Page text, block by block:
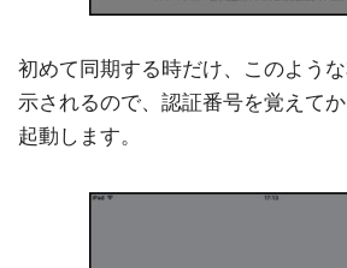
初めて同期する時だけ、このよう
示されるので、認証番号を覚えて
起動します。